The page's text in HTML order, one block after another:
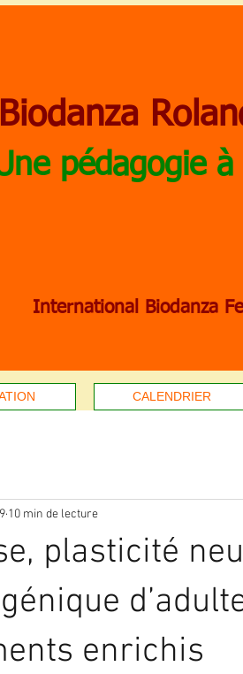
pédagogie
International Biodanza
CALENDRIER
plasticité
enrichis
10 min de lecture